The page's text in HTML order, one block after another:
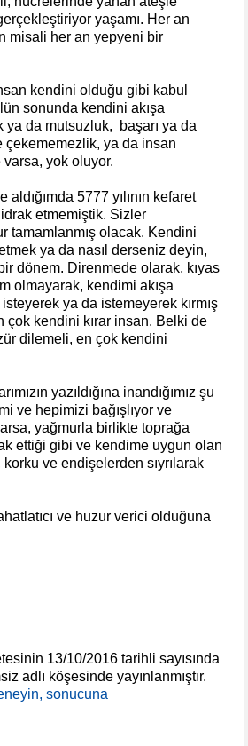
yaşamı. Her an
misali her an yepyeni bir
kendini olduğu gibi kabul
sonunda kendini akışa
ya da mutsuzluk, başarı ya da
çekememezlik, ya da insan
yok oluyor.
aldığımda 5777 yılının kefaret
etmemiştik. Sizler
tamamlanmış olacak. Kendini
ya da nasıl derseniz deyin,
dönem. Direnmede olarak, kıyas
olmayarak, kendimi akışa
ya da istemeyerek kırmış
çok kendini kırar insan. Belki de
dilemeli, en çok kendini
yazıldığına inandığımız şu
ve hepimizi bağışlıyor ve
yağmurla birlikte toprağa
ettiği gibi ve kendime uygun olan
ve endişelerden sıyrılarak
ve huzur verici olduğuna
13/10/2016 tarihli sayısında
adlı köşesinde yayınlanmıştır.
sonucuna